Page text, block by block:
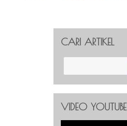
CARI ARTIKEL
VIDEO YOUTUBE